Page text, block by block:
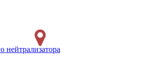
нейтрализатора